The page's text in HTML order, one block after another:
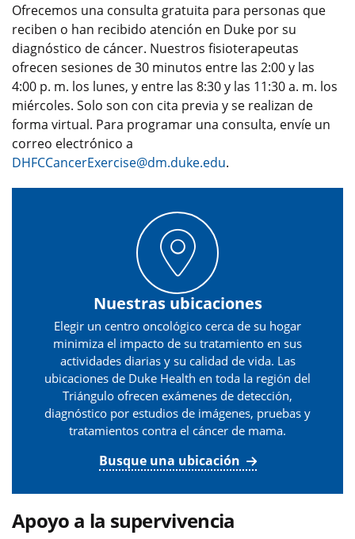
Ofrecemos una consulta gratuita para personas que
reciben o han recibido atención en Duke por su
diagnóstico de cáncer. Nuestros fisioterapeutas
ofrecen sesiones de 30 minutos entre las 2:00 y las
4:00 p. m. los lunes, y entre las 8:30 y las 11:30 a. m. los
miércoles. Solo son con cita previa y se realizan de
forma virtual. Para programar una consulta, envíe un
correo electrónico a
DHFCCancerExercise@dm.duke.edu.
Nuestras ubicaciones
Elegir un centro oncológico cerca de su hogar
minimiza el impacto de su tratamiento en sus
actividades diarias y su calidad de vida. Las
ubicaciones de Duke Health en toda la región del
Triángulo ofrecen exámenes de detección,
diagnóstico por estudios de imágenes, pruebas y
tratamientos contra el cáncer de mama.
Busque una ubicación
Apoyo a la supervivencia